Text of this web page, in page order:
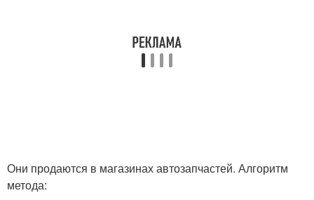
Они продаются в магазинах автозапчастей. Алгоритм
метода: